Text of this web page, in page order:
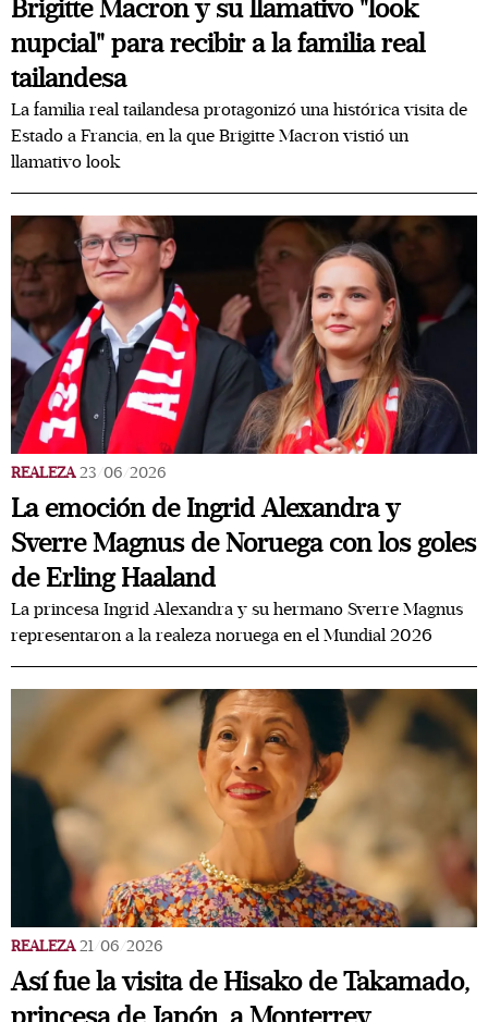
Brigitte Macron y su llamativo "look
nupcial" para recibir a la familia real
tailandesa
La familia real tailandesa protagonizó una histórica visita de
Estado a Francia, en la que Brigitte Macron vistió un
llamativo look
REALEZA 23/06/2026
La emoción de Ingrid Alexandra y
Sverre Magnus de Noruega con los goles
de Erling Haaland
La princesa Ingrid Alexandra y su hermano Sverre Magnus
representaron a la realeza noruega en el Mundial 2026
REALEZA 21/06/2026
Así fue la visita de Hisako de Takamado,